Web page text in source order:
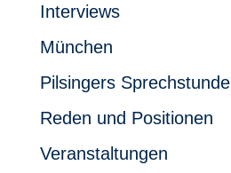
Interviews
München
Pilsingers Sprechstunde
Reden und Positionen
Veranstaltungen